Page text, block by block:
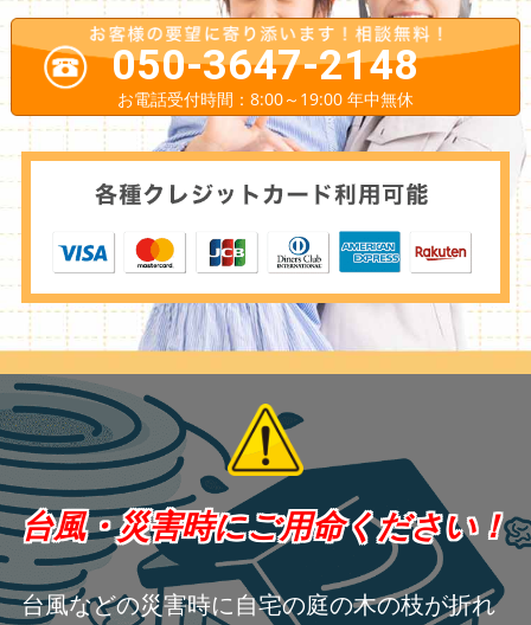
050-3647-2148
お電話受付時間：8:00～19:00 年中無休
台風・災害時にご用命ください！
台風などの災害時に自宅の庭の木の枝が折れ